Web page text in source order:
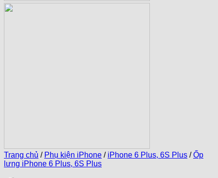
Trang chủ / Phụ kiện iPhone / iPhone 6 Plus, 6S Plus / Ốp
lưng iPhone 6 Plus, 6S Plus